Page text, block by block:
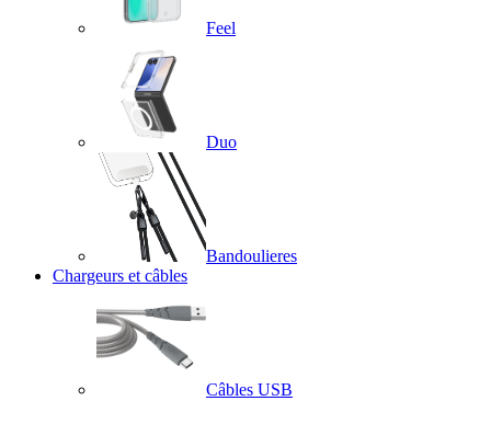
Feel
Duo
Bandoulieres
Chargeurs et câbles
Câbles USB